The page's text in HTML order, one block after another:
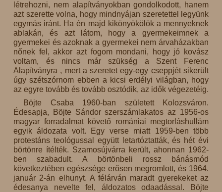
létrehozni, nem alapítványokban gondolkodott, hanem
azt szerette volna, hogy mindnyájan szeretettel legyünk
egymás iránt. Ha én majd kikönyökölök a mennyeknek
ablakán, és azt látom, hogy a gyermekeimnek a
gyermekei és azoknak a gyermekei nem árvaházakban
nőnek fel, akkor azt fogom mondani, hogy jó kovász
voltam, és nincs már szükség a Szent Ferenc
Alapítványra , mert a szeretet egy-egy cseppjét sikerült
úgy szétszórnom ebben a kicsi erdélyi világban, hogy
az egyre tovább és tovább osztódik, az idők végezetéig.
Böjte Csaba 1960-ban született Kolozsváron.
Édesapja, Böjte Sándor szerszámlakatos az 1956-os
magyar forradalmat követő romániai megtorláshullám
egyik áldozata volt. Egy verse miatt 1959-ben több
protestáns teológussal együtt letartóztatták, és hét évi
börtönre ítélték. Szamosújvárra került, ahonnan 1962-
ben szabadult. A börtönbeli rossz bánásmód
következtében egészsége erősen megromlott, és 1964.
január 2-án elhunyt. A félárván maradt gyerekeket az
édesanya nevelte fel, áldozatos odaadással. Böjte